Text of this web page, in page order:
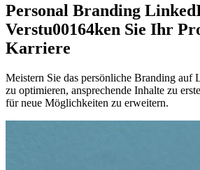
Personal Branding
Verstu00164ken Sie Ihr
Karriere
Meistern Sie das persönliche Branding
zu optimieren, ansprechende Inhalte zu
für neue Möglichkeiten zu erweitern.